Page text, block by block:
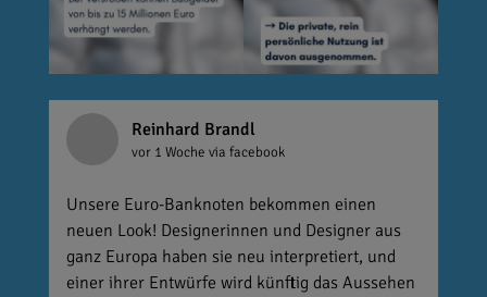
Reinhard Brandl
vor 1 Woche via facebook
Unsere Euro-Banknoten bekommen einen
neuen Look! Designerinnen und Designer aus
ganz Europa haben sie neu interpretiert, und
einer ihrer Entwürfe wird künftig das Aussehen